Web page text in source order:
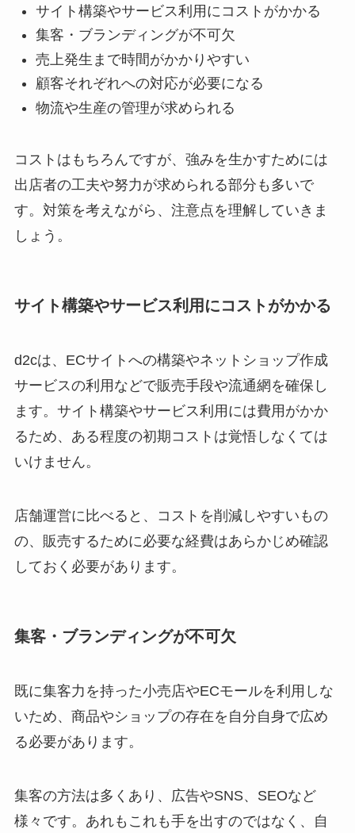
サイト構築やサービス利用にコストがかかる
集客・ブランディングが不可欠
売上発生まで時間がかかりやすい
顧客それぞれへの対応が必要になる
物流や生産の管理が求められる
コストはもちろんですが、強みを生かすためには
出店者の工夫や努力が求められる部分も多いで
す。対策を考えながら、注意点を理解していきま
しょう。
サイト構築やサービス利用にコストがかかる
d2cは、ECサイトへの構築やネットショップ作成
サービスの利用などで販売手段や流通網を確保し
ます。サイト構築やサービス利用には費用がかか
るため、ある程度の初期コストは覚悟しなくては
いけません。
店舗運営に比べると、コストを削減しやすいもの
の、販売するために必要な経費はあらかじめ確認
しておく必要があります。
集客・ブランディングが不可欠
既に集客力を持った小売店やECモールを利用しな
いため、商品やショップの存在を自分自身で広め
る必要があります。
集客の方法は多くあり、広告やSNS、SEOなど
様々です。あれもこれも手を出すのではなく、自